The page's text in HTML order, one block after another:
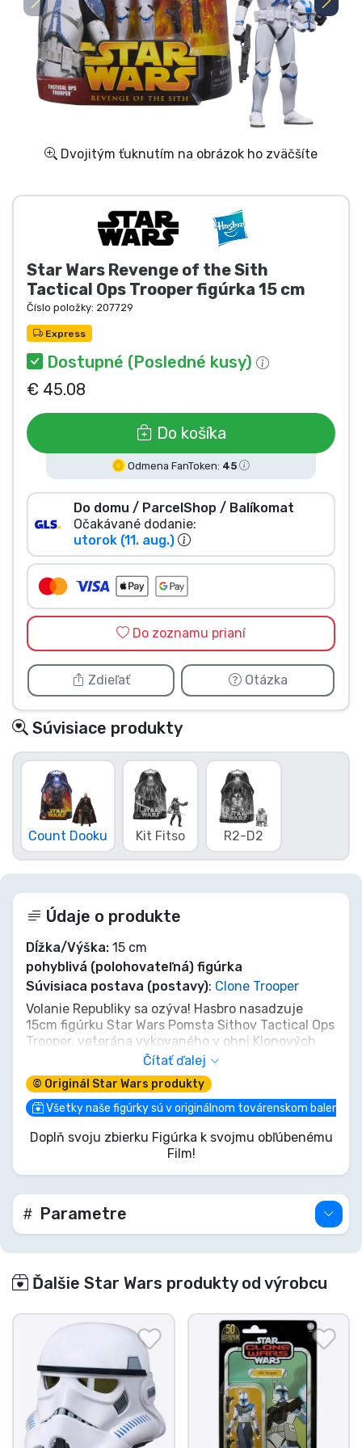
Dvojitým ťuknutím na obrázok ho zväčšíte
Star Wars Revenge of the Sith
Tactical Ops Trooper figúrka 15 cm
Číslo položky: 207729
Express
Dostupné (Posledné kusy)
€ 45.08
Do košíka
Odmena FanToken: 45
Do domu / ParcelShop / Balíkomat
Očakávané dodanie:
utorok (11. aug.)
Do zoznamu prianí
Zdieľať Otázka
Súvisiace produkty
Count Dooku Kit Fitso R2-D2
Údaje o produkte
Dĺžka/Výška: 15 cm
pohyblivá (polohovateľná) figúrka
Súvisiaca postava (postavy): Clone Trooper
Volanie Republiky sa ozýva! Hasbro nasadzuje
15cm figúrku Star Wars Pomsta Sithov Tactical Ops
Trooper, veterána vykovaného v ohni Klonových
vojen. Tento vojak s výraznými znakmi, pripravený
na kritické misie proti separatistickým droidom,
čaká na tvoj rozkaz. Jeho detailné brnenie a
neochvejný pohľad odrážajú disciplínu GAR. Pridaj
túto elitnú jednotku k svojim silám, preži
najintenzívnejšie momenty ságy a zaisti, aby tvoja
zbierka zvíťazila. Za Republiku!
Čítať ďalej
© Originál Star Wars produkty
Všetky naše figúrky sú v originálnom továrenskom balení
Doplň svoju zbierku Figúrka k svojmu obľúbenému
Film!
Parametre
Ďalšie Star Wars produkty od výrobcu
Preprava a platba
Zoradiť podľa série
Zoradiť podľa filmov
Zoradiť podľa karikatúry
Zoradiť podľa Anime
Zoradiť podľa hier
Zoradiť podľa športu
Zoradiť podľa hudby
Typy výrobkov